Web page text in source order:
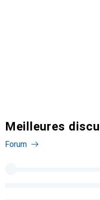
Meilleures
Forum